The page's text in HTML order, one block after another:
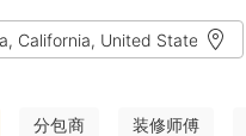
分包商 装修师傅